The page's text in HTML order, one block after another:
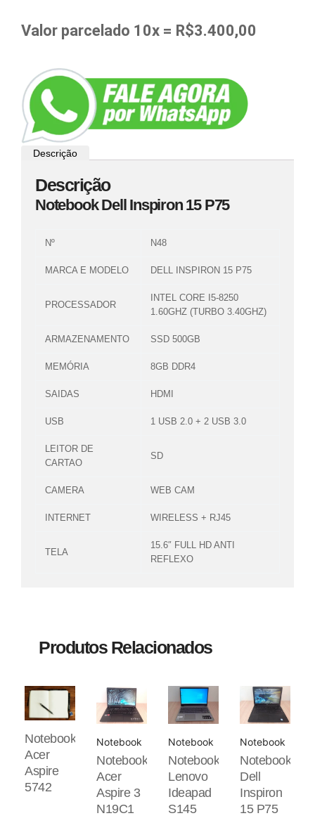
Valor parcelado 10x = R$3.400,00
Descrição
Descrição
Notebook Dell Inspiron 15 P75
Nº N48
MARCA E MODELO DELL INSPIRON 15 P75
PROCESSADOR
INTEL CORE I5-8250
1.60GHZ (TURBO 3.40GHZ)
ARMAZENAMENTO SSD 500GB
MEMÓRIA 8GB DDR4
SAIDAS HDMI
USB 1 USB 2.0 + 2 USB 3.0
LEITOR DE
CARTAO
SD
CAMERA WEB CAM
INTERNET WIRELESS + RJ45
TELA
15.6″ FULL HD ANTI
REFLEXO
Produtos Relacionados
Notebook
Acer
Aspire
5742
Notebook
Notebook
Acer
Aspire 3
N19C1
Notebook
Notebook
Lenovo
Ideapad
S145
Notebook
Notebook
Dell
Inspiron
15 P75